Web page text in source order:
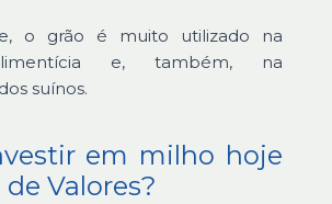
o grão é muito utilizado na
e, também, na
suínos.
em milho hoje
Valores?